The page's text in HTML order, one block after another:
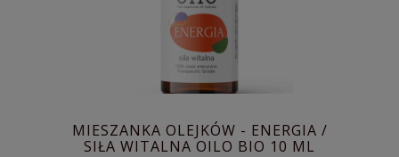
MIESZANKA OLEJKÓW - ENERGIA /
SIŁA WITALNA OILO BIO 10 ML